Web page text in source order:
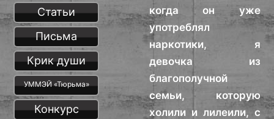
когда он уже
употреблял
наркотики, я
девочка из
благополучной
семьи, которую
холили и лилеили, с
Статьи
Письма
Крик души
УММЭЙ «Тюрьма»
Конкурс